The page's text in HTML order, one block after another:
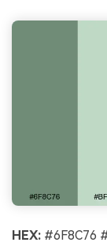
HEX: #6F8C76